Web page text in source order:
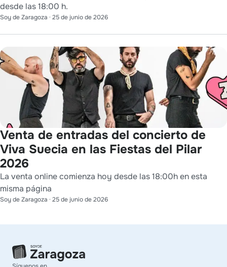
desde las 18:00 h.
Soy de Zaragoza · 25 de junio de 2026
Venta de entradas del concierto de
Viva Suecia en las Fiestas del Pilar
2026
La venta online comienza hoy desde las 18:00h en esta
misma página
Soy de Zaragoza · 25 de junio de 2026